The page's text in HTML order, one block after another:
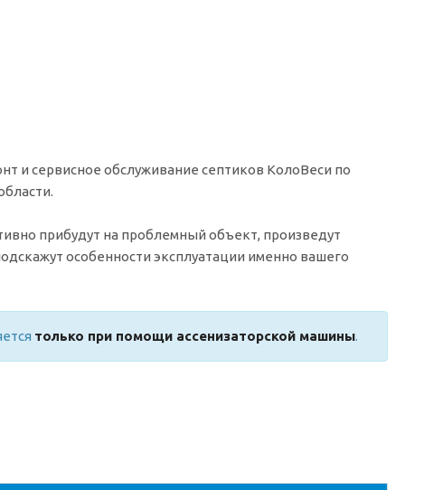
и сервисное обслуживание септиков КолоВеси по
прибудут на проблемный объект, произведут
особенности эксплуатации именно вашего
только при помощи ассенизаторской машины.